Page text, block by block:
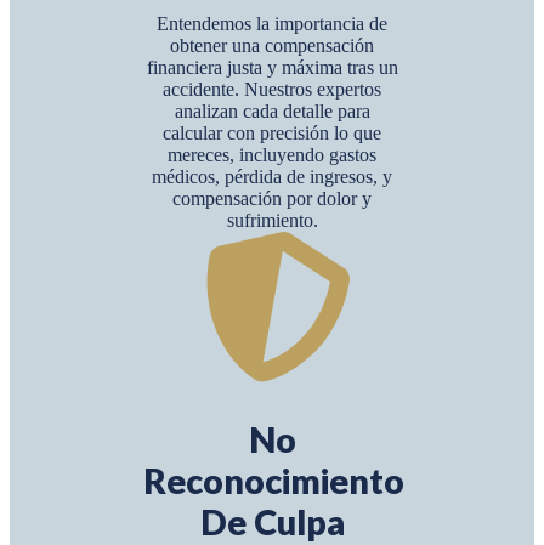
Entendemos la importancia de
obtener una compensación
financiera justa y máxima tras un
accidente. Nuestros expertos
analizan cada detalle para
calcular con precisión lo que
mereces, incluyendo gastos
médicos, pérdida de ingresos, y
compensación por dolor y
sufrimiento.
No
Reconocimiento
De Culpa